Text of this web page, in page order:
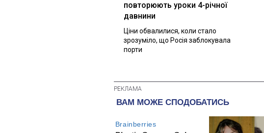
повторюють уроки 4-річної
давнини
Ціни обвалилися, коли стало
зрозуміло, що Росія заблокувала
порти